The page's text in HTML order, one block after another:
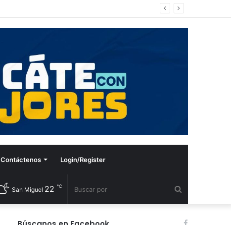
Contáctenos Login/Register
por
San Miguel 22 ℃